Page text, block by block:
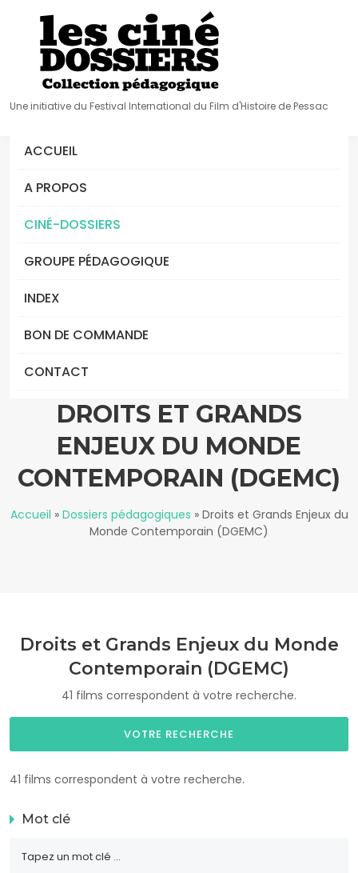
Une initiative du Festival International du Film d'Histoire de Pessac
ACCUEIL
A PROPOS
CINÉ-DOSSIERS
GROUPE PÉDAGOGIQUE
INDEX
BON DE COMMANDE
CONTACT
DROITS ET GRANDS
ENJEUX DU MONDE
CONTEMPORAIN (DGEMC)
Accueil » Dossiers pédagogiques » Droits et Grands Enjeux du
Monde Contemporain (DGEMC)
Droits et Grands Enjeux du Monde
Contemporain (DGEMC)
41 films correspondent à votre recherche.
VOTRE RECHERCHE
41 films correspondent à votre recherche.
Mot clé